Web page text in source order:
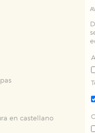
en castellano